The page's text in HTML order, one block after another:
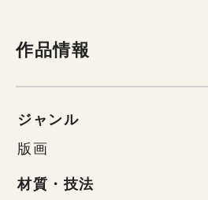
作品情報
ジャンル
版画
材質・技法